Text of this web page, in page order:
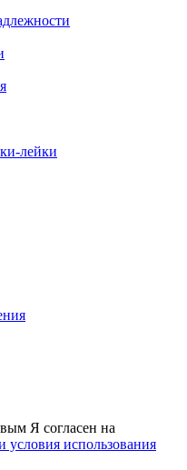
лейки
Я согласен на
условия использования